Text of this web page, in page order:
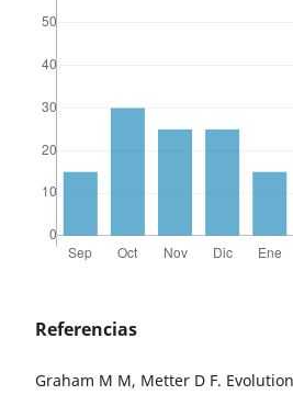
Referencias
Graham M M, Metter D F.